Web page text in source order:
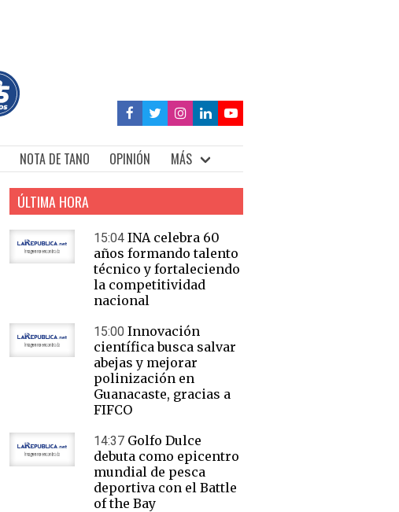
NOTA DE TANO OPINIÓN MÁS
ÚLTIMA HORA
15:04 INA celebra 60
años formando talento
técnico y fortaleciendo
la competitividad
nacional
15:00 Innovación
científica busca salvar
abejas y mejorar
polinización en
Guanacaste, gracias a
FIFCO
14:37 Golfo Dulce
debuta como epicentro
mundial de pesca
deportiva con el Battle
of the Bay